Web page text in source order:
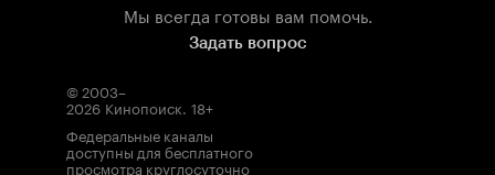
Мы всегда готовы вам помочь.
Задать вопрос
© 2003–
2026 Кинопоиск. 18+
Федеральные каналы
доступны для бесплатного
просмотра круглосуточно